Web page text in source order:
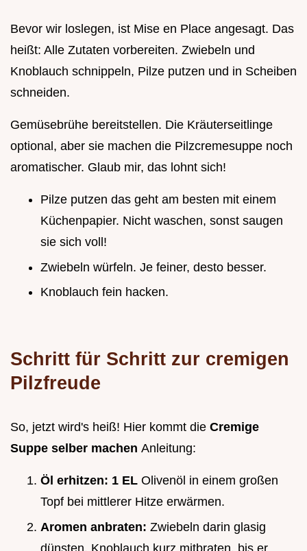
Bevor wir loslegen, ist Mise en Place angesagt. Das
heißt: Alle Zutaten vorbereiten. Zwiebeln und
Knoblauch schnippeln, Pilze putzen und in Scheiben
schneiden.
Gemüsebrühe bereitstellen. Die Kräuterseitlinge
optional, aber sie machen die Pilzcremesuppe noch
aromatischer. Glaub mir, das lohnt sich!
Pilze putzen das geht am besten mit einem
Küchenpapier. Nicht waschen, sonst saugen
sie sich voll!
Zwiebeln würfeln. Je feiner, desto besser.
Knoblauch fein hacken.
Schritt für Schritt zur cremigen
Pilzfreude
So, jetzt wird's heiß! Hier kommt die Cremige
Suppe selber machen Anleitung:
Öl erhitzen: 1 EL Olivenöl in einem großen
Topf bei mittlerer Hitze erwärmen.
Aromen anbraten: Zwiebeln darin glasig
dünsten. Knoblauch kurz mitbraten, bis er